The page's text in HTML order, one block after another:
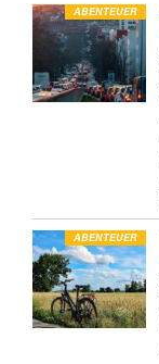
ABENTEUER
ABENTEUER